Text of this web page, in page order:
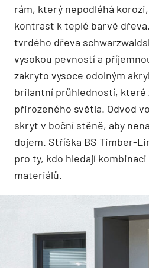
rám, který nepodléhá
kontrast k teplé barvě
tvrdého dřeva
vysokou pevností a
zakryto vysoce odolným
brilantní průhledností,
přirozeného světla. Odvod
skryt v boční stěně, aby
dojem. Stříška BS Timber-
pro ty, kdo hledají
materiálů.